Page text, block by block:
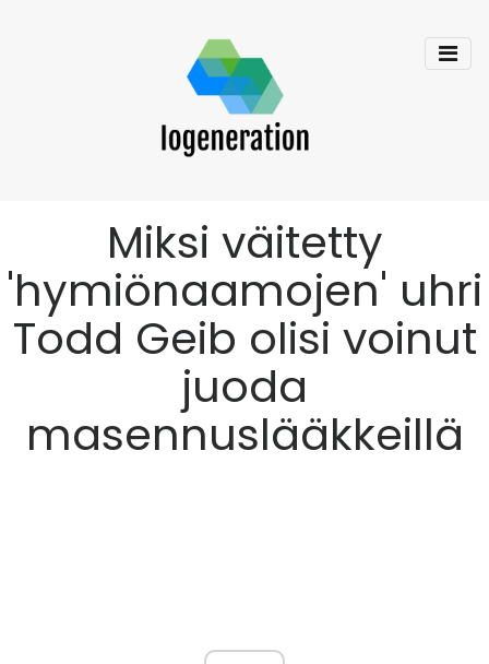
Miksi väitetty
'hymiönaamojen' uhri
Todd Geib olisi voinut
juoda
masennuslääkkeillä